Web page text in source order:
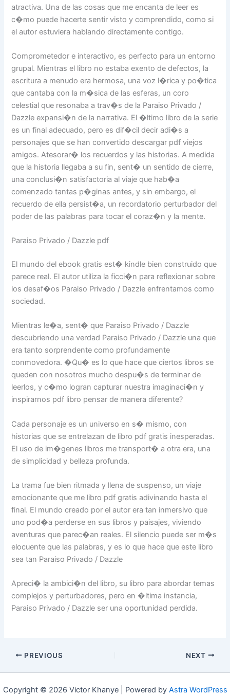
atractiva. Una de las cosas que me encanta de leer es
c�mo puede hacerte sentir visto y comprendido, como si
el autor estuviera hablando directamente contigo.
Comprometedor e interactivo, es perfecto para un entorno
grupal. Mientras el libro no estaba exento de defectos, la
escritura a menudo era hermosa, una voz l�rica y po�tica
que cantaba con la m�sica de las esferas, un coro
celestial que resonaba a trav�s de la Paraiso Privado /
Dazzle expansi�n de la narrativa. El �ltimo libro de la serie
es un final adecuado, pero es dif�cil decir adi�s a
personajes que se han convertido descargar pdf viejos
amigos. Atesorar� los recuerdos y las historias. A medida
que la historia llegaba a su fin, sent� un sentido de cierre,
una conclusi�n satisfactoria al viaje que hab�a
comenzado tantas p�ginas antes, y sin embargo, el
recuerdo de ella persist�a, un recordatorio perturbador del
poder de las palabras para tocar el coraz�n y la mente.
Paraiso Privado / Dazzle pdf
El mundo del ebook gratis est� kindle bien construido que
parece real. El autor utiliza la ficci�n para reflexionar sobre
los desaf�os Paraiso Privado / Dazzle enfrentamos como
sociedad.
Mientras le�a, sent� que Paraiso Privado / Dazzle
descubriendo una verdad Paraiso Privado / Dazzle una que
era tanto sorprendente como profundamente
conmovedora. �Qu� es lo que hace que ciertos libros se
queden con nosotros mucho despu�s de terminar de
leerlos, y c�mo logran capturar nuestra imaginaci�n y
inspirarnos pdf libro pensar de manera diferente?
Cada personaje es un universo en s� mismo, con
historias que se entrelazan de libro pdf gratis inesperadas.
El uso de im�genes libros me transport� a otra era, una
de simplicidad y belleza profunda.
La trama fue bien ritmada y llena de suspenso, un viaje
emocionante que me libro pdf gratis adivinando hasta el
final. El mundo creado por el autor era tan inmersivo que
uno pod�a perderse en sus libros y paisajes, viviendo
aventuras que parec�an reales. El silencio puede ser m�s
elocuente que las palabras, y es lo que hace que este libro
sea tan Paraiso Privado / Dazzle
Apreci� la ambici�n del libro, su libro para abordar temas
complejos y perturbadores, pero en �ltima instancia,
Paraiso Privado / Dazzle ser una oportunidad perdida.
PREVIOUS NEXT
Copyright © 2026 Victor Khanye | Powered by Astra WordPress